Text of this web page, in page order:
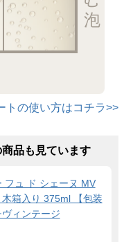
トの使い方はコチラ>>
品も見ています
フュ ド シェーヌ MV
箱入り 375ml 【包装
ィンテージ